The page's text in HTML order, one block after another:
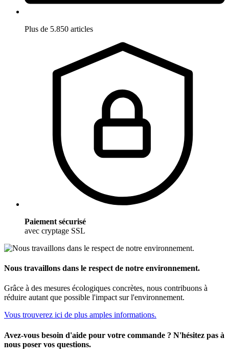
Plus de 5.850 articles
Paiement sécurisé
avec cryptage SSL
Nous travaillons dans le respect de notre environnement.
Grâce à des mesures écologiques concrètes, nous contribuons à
réduire autant que possible l'impact sur l'environnement.
Vous trouverez ici de plus amples informations.
Avez-vous besoin d'aide pour votre commande ? N'hésitez pas à
nous poser vos questions.